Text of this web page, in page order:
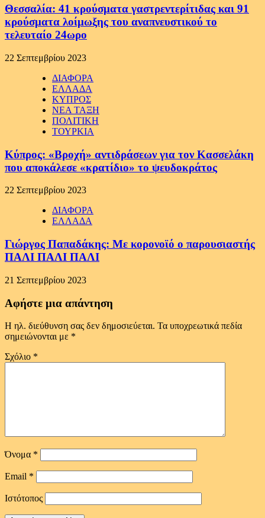
Θεσσαλία: 41 κρούσματα γαστρεντερίτιδας και 91
κρούσματα λοίμωξης του αναπνευστικού το
τελευταίο 24ωρο
22 Σεπτεμβρίου 2023
ΔΙΑΦΟΡΑ
ΕΛΛΑΔΑ
ΚΥΠΡΟΣ
ΝΕΑ ΤΑΞΗ
ΠΟΛΙΤΙΚΗ
ΤΟΥΡΚΙΑ
Κύπρος: «Βροχή» αντιδράσεων για τον Κασσελάκη
που αποκάλεσε «κρατίδιο» το ψευδοκράτος
22 Σεπτεμβρίου 2023
ΔΙΑΦΟΡΑ
ΕΛΛΑΔΑ
Γιώργος Παπαδάκης: Με κορονοϊό ο παρουσιαστής
ΠΑΛΙ ΠΑΛΙ ΠΑΛΙ
21 Σεπτεμβρίου 2023
Αφήστε μια απάντηση
Η ηλ. διεύθυνση σας δεν δημοσιεύεται. Τα υποχρεωτικά πεδία
σημειώνονται με *
Σχόλιο *
Όνομα *
Email *
Ιστότοπος